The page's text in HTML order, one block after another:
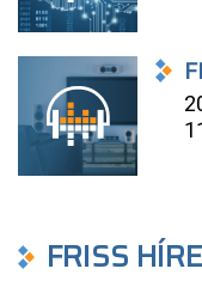
FRISS